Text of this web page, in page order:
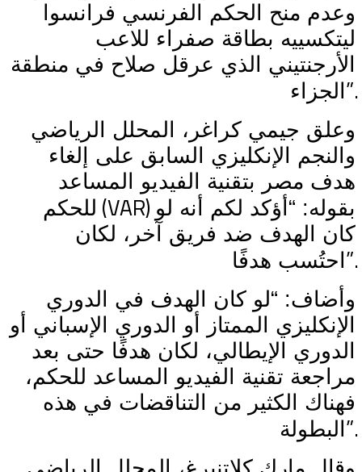
وعدم منح الحكم الفرنسي فرانسوا
ليتكسييه بطاقة صفراء للاعب
الأرجنتيني الذي عرقل صلاح في منطقة
الجزاء ”.
وعلق جيمي كراغر، المحلل الرياضي
والنجم الإنكليزي السابق على إلغاء
هدف مصر بتقنية الفيديو المساعد
للحكم (VAR)بقوله: “أؤكد لكم أنه لو
كان الهدف ضد فريق آخر، لكان
احتُسب هدفًا ”.
وأضاف: “لو كان الهدف في الدوري
الإنكليزي الممتاز أو الدوري الإسباني أو
الدوري الإيطالي، لكان هدفًا حتى بعد
مراجعة تقنية الفيديو المساعد للحكم،
فهناك الكثير من التناقضات في هذه
البطولة ”.